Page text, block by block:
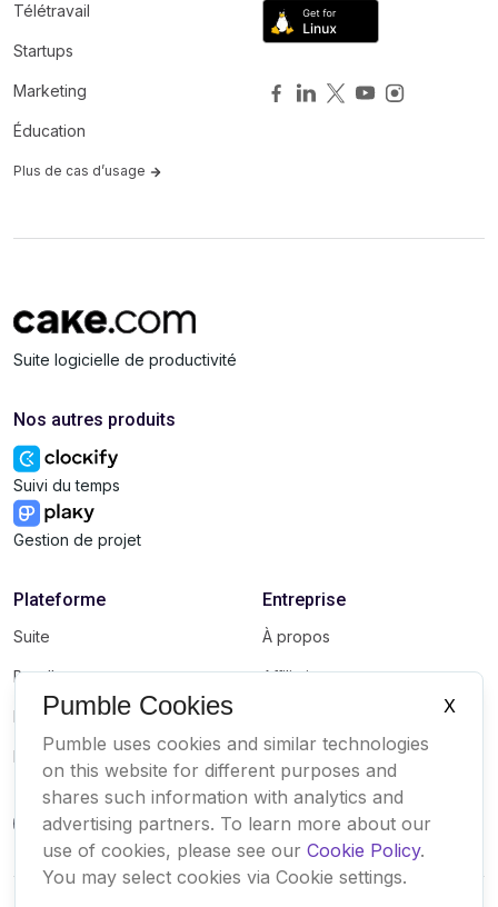
Télétravail
Startups
Marketing
Éducation
Plus de cas d’usage
Suite logicielle de productivité
Nos autres produits
Suivi du temps
Gestion de projet
Plateforme
Suite
Bundle
Marketplace
Mises à jour
Entreprise
À propos
Affiliation
Pumble Cookies
X
Pumble uses cookies and similar technologies
on this website for different purposes and
shares such information with analytics and
advertising partners. To learn more about our
use of cookies, please see our Cookie Policy.
You may select cookies via Cookie settings.